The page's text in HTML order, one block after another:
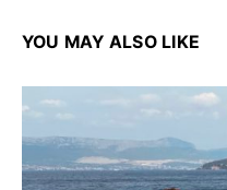
YOU MAY ALSO LIKE